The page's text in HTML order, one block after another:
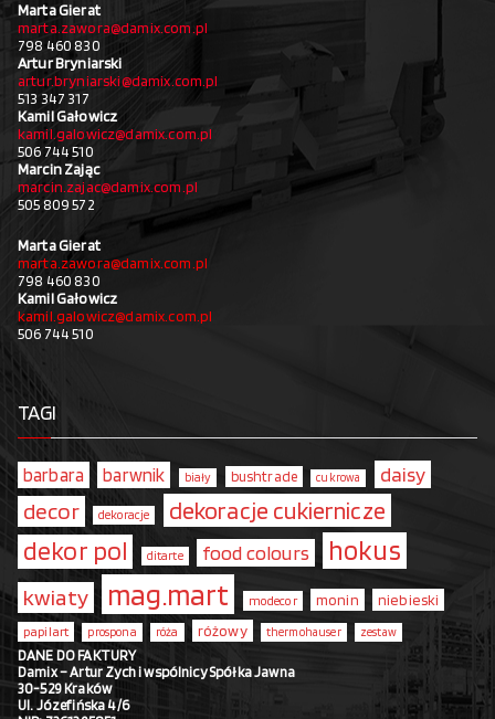
Marta Gierat
marta.zawora@damix.com.pl
798 460 830
Artur Bryniarski
artur.bryniarski@damix.com.pl
513 347 317
Kamil Gałowicz
kamil.galowicz@damix.com.pl
506 744 510
Marcin Zając
marcin.zajac@damix.com.pl
505 809 572
Marta Gierat
marta.zawora@damix.com.pl
798 460 830
Kamil Gałowicz
kamil.galowicz@damix.com.pl
506 744 510
TAGI
barbara barwnik biały bushtrade cukrowa daisy
decor dekoracje dekoracje cukiernicze
dekor pol ditarte food colours hokus
kwiaty mag.mart modecor monin niebieski
papilart prospona róża różowy thermohauser zestaw
DANE DO FAKTURY
Damix – Artur Zych i wspólnicy Spółka Jawna
30-529 Kraków
Ul. Józefińska 4/6